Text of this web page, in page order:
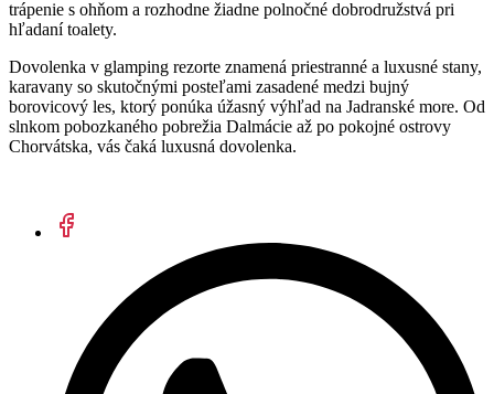
trápenie s ohňom a rozhodne žiadne polnočné dobrodružstvá pri
hľadaní toalety.
Dovolenka v glamping rezorte znamená priestranné a luxusné stany,
karavany so skutočnými posteľami zasadené medzi bujný
borovicový les, ktorý ponúka úžasný výhľad na Jadranské more. Od
slnkom pobozkaného pobrežia Dalmácie až po pokojné ostrovy
Chorvátska, vás čaká luxusná dovolenka.